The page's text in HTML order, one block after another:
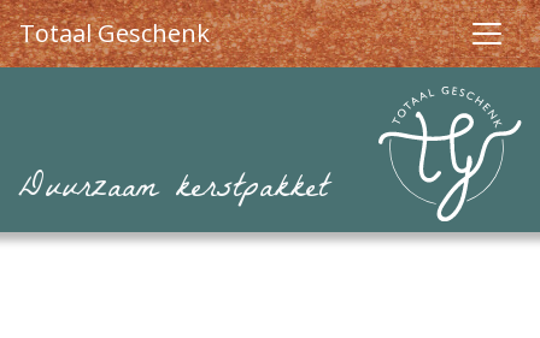
Totaal Geschenk
Duurzaam kerstpakket